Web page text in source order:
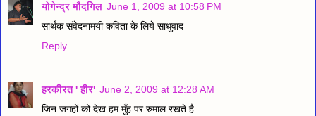
योगेन्द्र मौदगिल June 1, 2009 at 10:58 PM
सार्थक संवेदनामयी कविता के लिये साधुवाद
Reply
हरकीरत ' हीर' June 2, 2009 at 12:28 AM
जिन जगहों को देख हम मुँह पर रुमाल रखते है